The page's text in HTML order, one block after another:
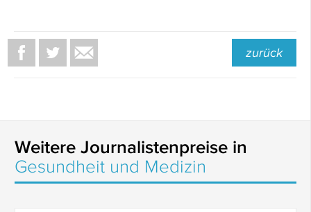
zurück
Weitere Journalistenpreise in
Gesundheit und Medizin